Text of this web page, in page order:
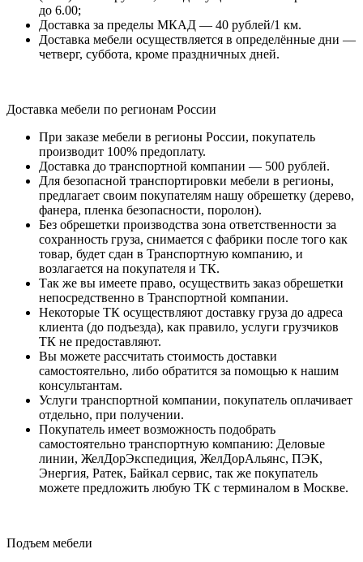
до 6.00;
Доставка за пределы МКАД — 40 рублей/1 км.
Доставка мебели осуществляется в определённые дни —
четверг, суббота, кроме праздничных дней.
Доставка мебели по регионам России
При заказе мебели в регионы России, покупатель
производит 100% предоплату.
Доставка до транспортной компании — 500 рублей.
Для безопасной транспортировки мебели в регионы,
предлагает своим покупателям нашу обрешетку (дерево,
фанера, пленка безопасности, поролон).
Без обрешетки производства зона ответственности за
сохранность груза, снимается с фабрики после того как
товар, будет сдан в Транспортную компанию, и
возлагается на покупателя и ТК.
Так же вы имеете право, осуществить заказ обрешетки
непосредственно в Транспортной компании.
Некоторые ТК осуществляют доставку груза до адреса
клиента (до подъезда), как правило, услуги грузчиков
ТК не предоставляют.
Вы можете рассчитать стоимость доставки
самостоятельно, либо обратится за помощью к нашим
консультантам.
Услуги транспортной компании, покупатель оплачивает
отдельно, при получении.
Покупатель имеет возможность подобрать
самостоятельно транспортную компанию: Деловые
линии, ЖелДорЭкспедиция, ЖелДорАльянс, ПЭК,
Энергия, Ратек, Байкал сервис, так же покупатель
можете предложить любую ТК с терминалом в Москве.
Подъем мебели